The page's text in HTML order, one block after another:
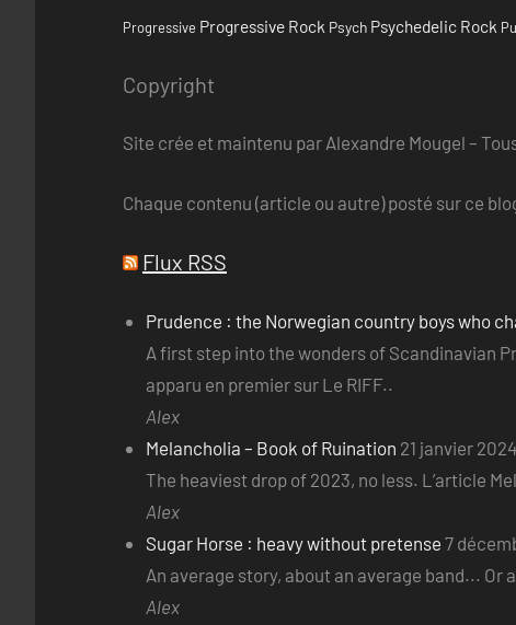
Progressive Progressive Rock Psych Psychedelic Rock
Copyright
Site crée et maintenu par Alexandre Mougel –
Chaque contenu (article ou autre) posté sur ce
Flux RSS
Prudence : the Norwegian country boys who
A first step into the wonders of Scandinavian
apparu en premier sur Le RIFF..
Alex
Melancholia – Book of Ruination 21 janvier 2024
The heaviest drop of 2023, no less. L’article
Alex
Sugar Horse : heavy without pretense 7
An average story, about an average band... Or
Alex